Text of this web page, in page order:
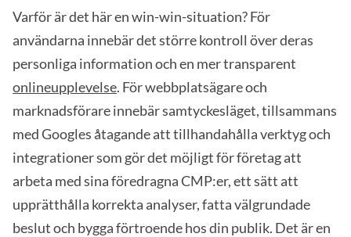
Varför är det här en win-win-situation? För
användarna innebär det större kontroll över deras
personliga information och en mer transparent
onlineupplevelse. För webbplatsägare och
marknadsförare innebär samtyckesläget, tillsammans
med Googles åtagande att tillhandahålla verktyg och
integrationer som gör det möjligt för företag att
arbeta med sina föredragna CMP:er, ett sätt att
upprätthålla korrekta analyser, fatta välgrundade
beslut och bygga förtroende hos din publik. Det är en